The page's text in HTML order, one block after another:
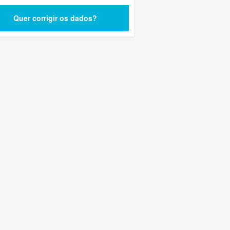
Quer corrigir os dados?